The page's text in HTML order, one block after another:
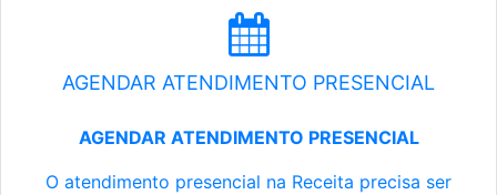
AGENDAR ATENDIMENTO PRESENCIAL
AGENDAR ATENDIMENTO PRESENCIAL
O atendimento presencial na Receita precisa ser